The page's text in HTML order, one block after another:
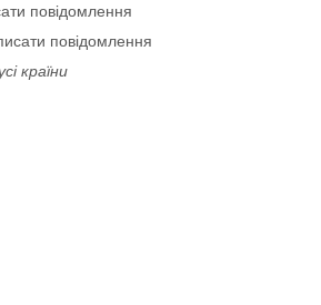
повідомлення
повідомлення
країни